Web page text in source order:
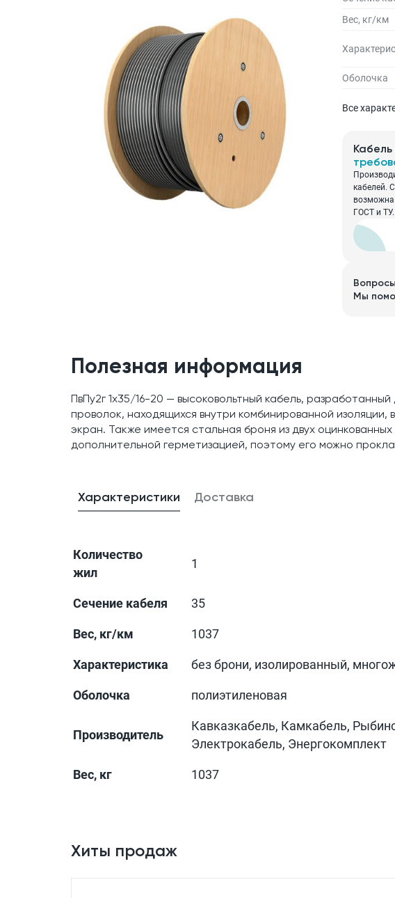
Вес, кг/км
Оболочка
Все
кабелей.
возможна
ГОСТ и ТУ.
Мы
Полезная информация
ПвПу2г 1x35/16-20 — высоковольтный кабель,
проволок, находящихся внутри комбинированной
экран. Также имеется стальная броня из двух
дополнительной герметизацией, поэтому его можно
Характеристики Доставка
Количество
жил
1
Сечение кабеля 35
Вес, кг/км 1037
Характеристика без брони, изолированный,
Оболочка полиэтиленовая
Производитель
Кавказкабель, Камкабель,
Электрокабель, Энергокомплект
Вес, кг 1037
Хиты продаж